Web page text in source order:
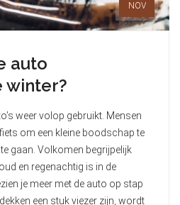
auto
winter?
NOV
weer volop gebruikt. Mensen
om een kleine boodschap te
gaan. Volkomen begrijpelijk
en regenachtig is in de
je meer met de auto op stap
een stuk viezer zijn, wordt